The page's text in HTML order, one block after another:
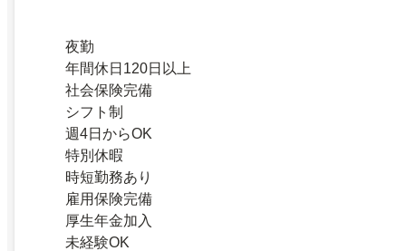
夜勤
年間休日120日以上
社会保険完備
シフト制
週4日からOK
特別休暇
時短勤務あり
雇用保険完備
厚生年金加入
未経験OK